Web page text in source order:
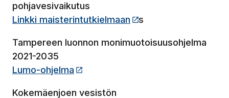
pohjavesivaikutus
Linkki maisterintutkielmaan
(Linkki vie
s
Tampereen luonnon monimuotoisuusohjelma
2021-2035
Lumo-ohjelma
Kokemäenjoen vesistön